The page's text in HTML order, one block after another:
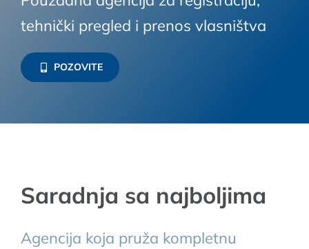
tehnički pregled i prenos vlasništva
POZOVITE
Saradnja sa najboljima
Agencija koja pruža kompletnu